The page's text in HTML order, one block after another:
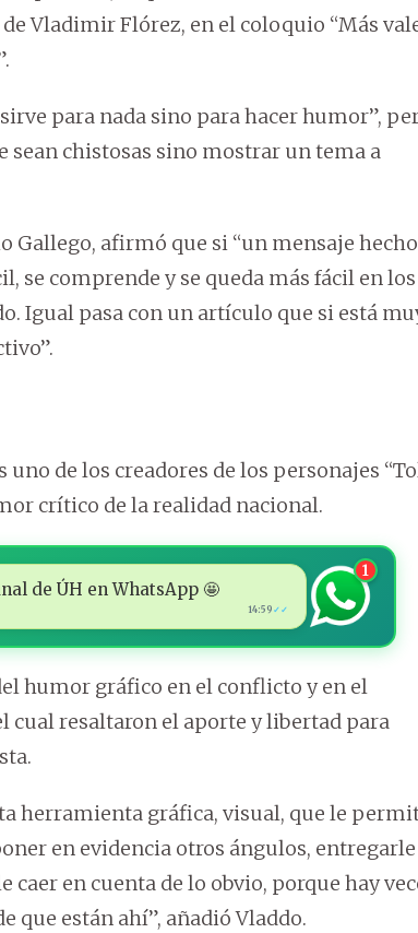
Vladimir Flórez, en el coloquio “Más
para nada sino para hacer humor”,
sean chistosas sino mostrar un tema a
Gallego, afirmó que si “un mensaje hecho
se comprende y se queda más fácil en los
Igual pasa con un artículo que si está
de los creadores de los personajes
crítico de la realidad nacional.
de ÚH en WhatsApp 🤩
14:59 ✓✓
1
humor gráfico en el conflicto y en el
cual resaltaron el aporte y libertad para
herramienta gráfica, visual, que le
en evidencia otros ángulos,
en cuenta de lo obvio, porque hay
que están ahí”, añadió Vladdo.